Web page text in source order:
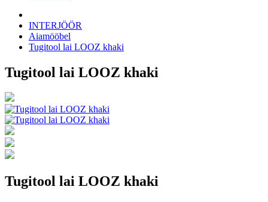
INTERJÖÖR
Aiamööbel
Tugitool lai LOOZ khaki
Tugitool lai LOOZ khaki
Tugitool lai LOOZ khaki